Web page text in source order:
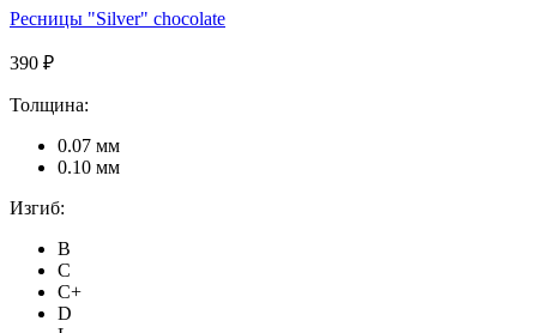
Ресницы "Silver" chocolate
390 ₽
Толщина:
0.07 мм
0.10 мм
Изгиб:
B
C
C+
D